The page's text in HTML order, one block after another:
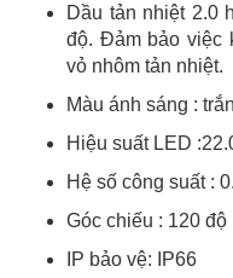
Dầu tản nhiệt 2.0
độ. Đảm bảo việc
vỏ nhôm tản nhiệt.
Màu ánh sáng :
Hiệu suất LED
Hệ số công suất :
Góc chiếu : 120 độ
IP bảo vệ: IP66